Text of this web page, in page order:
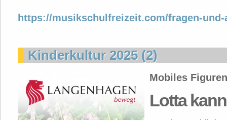
https://musikschulfreizeit.com/fragen-
Kinderkultur 2025 (2)
Mobiles
Lotta